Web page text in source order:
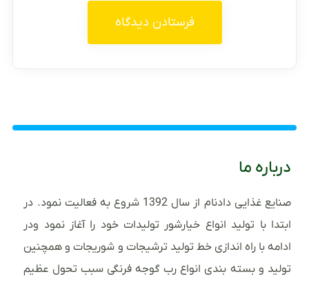
درباره ما
صنایع غذایی دادنام از سال 1392 شروع به فعالیت نمود. در
ابتدا با تولید انواع خیارشور تولیدات خود را آغاز نمود ودر
ادامه با راه اندازی خط تولید ترشیجات و شوریجات و همچنین
تولید و بسته بندی انواع رب گوجه فرنگی سبب تحول عظیم